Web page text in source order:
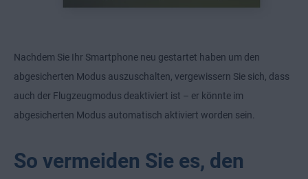
Nachdem Sie Ihr Smartphone neu gestartet haben um den
abgesicherten Modus auszuschalten, vergewissern Sie sich, dass
auch der Flugzeugmodus deaktiviert ist – er könnte im
abgesicherten Modus automatisch aktiviert worden sein.
So vermeiden Sie es, den